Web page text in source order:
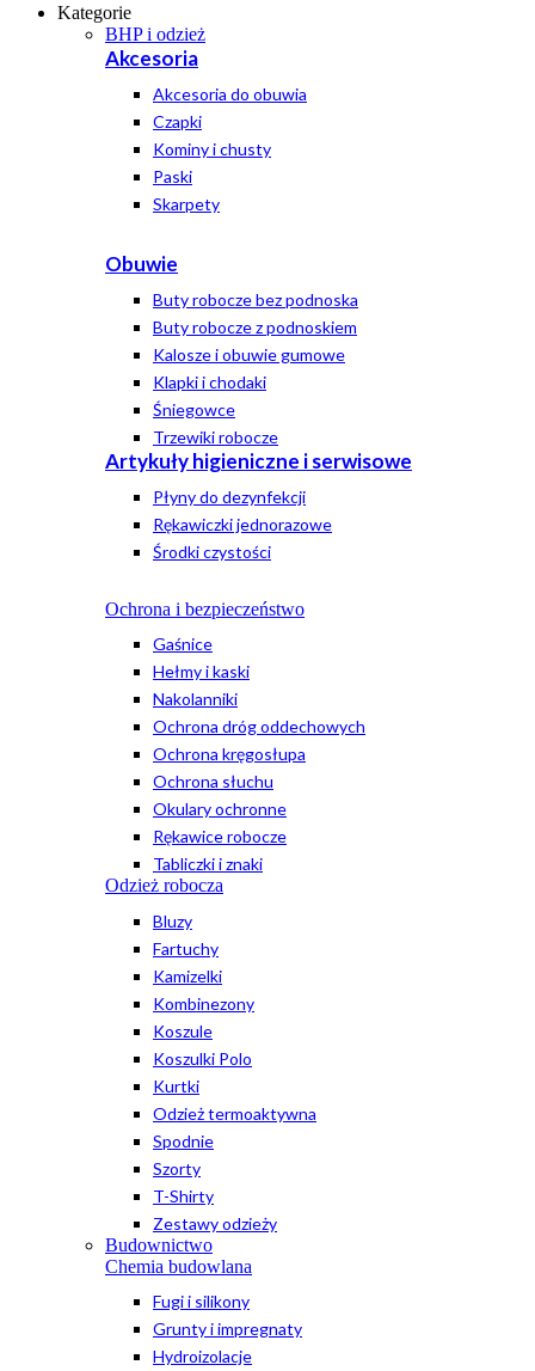
Kategorie
BHP i odzież
Akcesoria
Akcesoria do obuwia
Czapki
Kominy i chusty
Paski
Skarpety
Obuwie
Buty robocze bez podnoska
Buty robocze z podnoskiem
Kalosze i obuwie gumowe
Klapki i chodaki
Śniegowce
Trzewiki robocze
Artykuły higieniczne i serwisowe
Płyny do dezynfekcji
Rękawiczki jednorazowe
Środki czystości
Ochrona i bezpieczeństwo
Gaśnice
Hełmy i kaski
Nakolanniki
Ochrona dróg oddechowych
Ochrona kręgosłupa
Ochrona słuchu
Okulary ochronne
Rękawice robocze
Tabliczki i znaki
Odzież robocza
Bluzy
Fartuchy
Kamizelki
Kombinezony
Koszule
Koszulki Polo
Kurtki
Odzież termoaktywna
Spodnie
Szorty
T-Shirty
Zestawy odzieży
Budownictwo
Chemia budowlana
Fugi i silikony
Grunty i impregnaty
Hydroizolacje